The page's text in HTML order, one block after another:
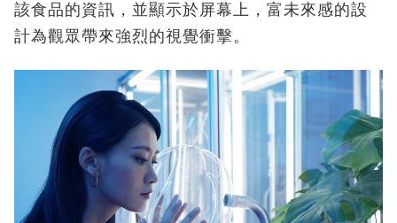
該食品的資訊，並顯示於屏幕上，富未來感的設
計為觀眾帶來強烈的視覺衝擊。